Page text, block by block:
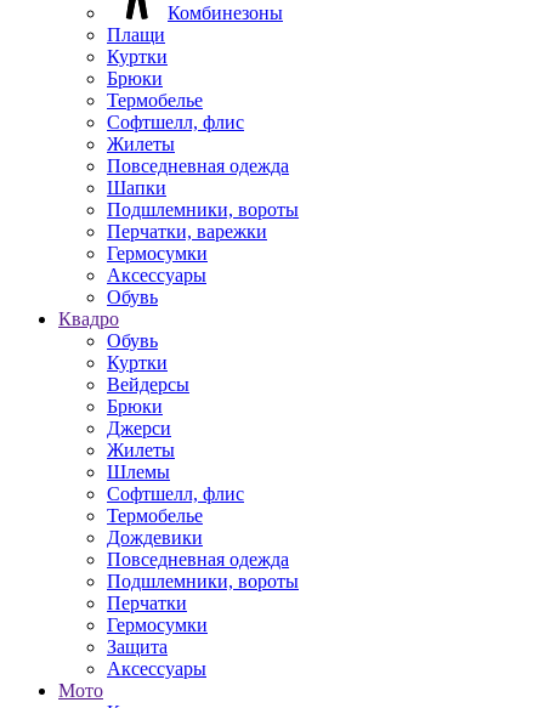
Комбинезоны
Плащи
Куртки
Брюки
Термобелье
Софтшелл, флис
Жилеты
Повседневная одежда
Шапки
Подшлемники, вороты
Перчатки, варежки
Гермосумки
Аксессуары
Обувь
Квадро
Обувь
Куртки
Вейдерсы
Брюки
Джерси
Жилеты
Шлемы
Софтшелл, флис
Термобелье
Дождевики
Повседневная одежда
Подшлемники, вороты
Перчатки
Гермосумки
Защита
Аксессуары
Мото